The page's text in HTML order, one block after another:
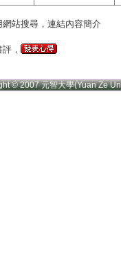
網站搜尋，連結內容簡介
，
© 2007 元智大學(Yuan Ze